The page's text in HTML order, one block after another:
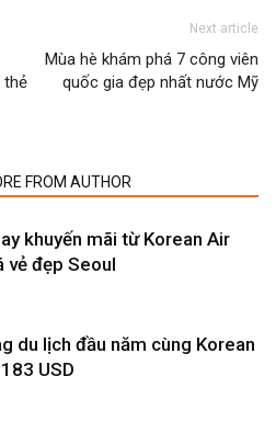
thẻ
Next article
Mùa hè khám phá 7 công viên
quốc gia đẹp nhất nước Mỹ
FROM AUTHOR
khuyến mãi từ Korean Air
vẻ đẹp Seoul
du lịch đầu năm cùng Korean
USD